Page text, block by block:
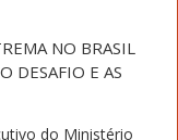
NO BRASIL
DESAFIO E AS
do Ministério